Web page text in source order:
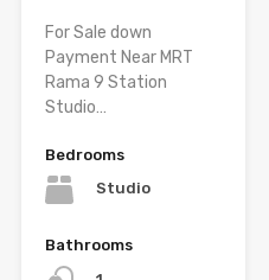
For Sale down
Payment Near MRT
Rama 9 Station
Studio…
Bedrooms
Studio
Bathrooms